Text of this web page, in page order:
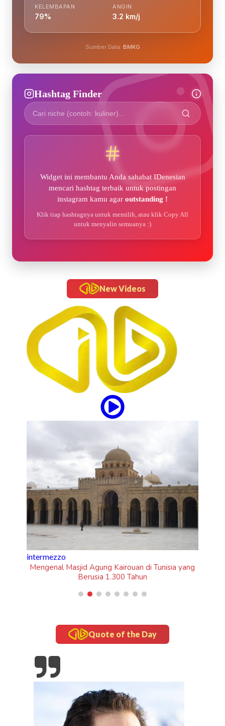
KELEMBAPAN
79%
ANGIN
3.2 km/j
Sumber Data: BMKG
Hashtag Finder
Widget ini membantu Anda sahabat IDenesian
mencari hashtag terbaik untuk postingan
instagram kamu agar outstanding !
Klik tiap hashtagnya untuk memilih, atau klik Copy All
untuk menyalin semuanya :)
New Videos
"Honk!" No Na
Quote of the Day